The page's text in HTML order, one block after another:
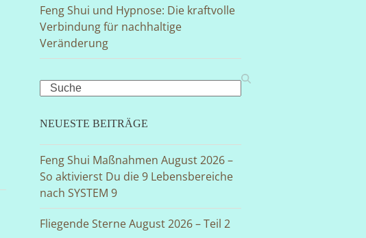
Feng Shui und Hypnose: Die kraftvolle
Verbindung für nachhaltige
Veränderung
Search
NEUESTE BEITRÄGE
Feng Shui Maßnahmen August 2026 –
So aktivierst Du die 9 Lebensbereiche
nach SYSTEM 9
Fliegende Sterne August 2026 – Teil 2